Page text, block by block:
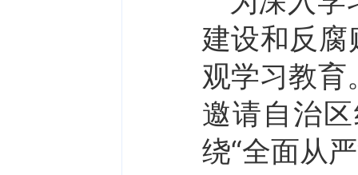
建设和反
观学习教
邀请自治
绕“全面从